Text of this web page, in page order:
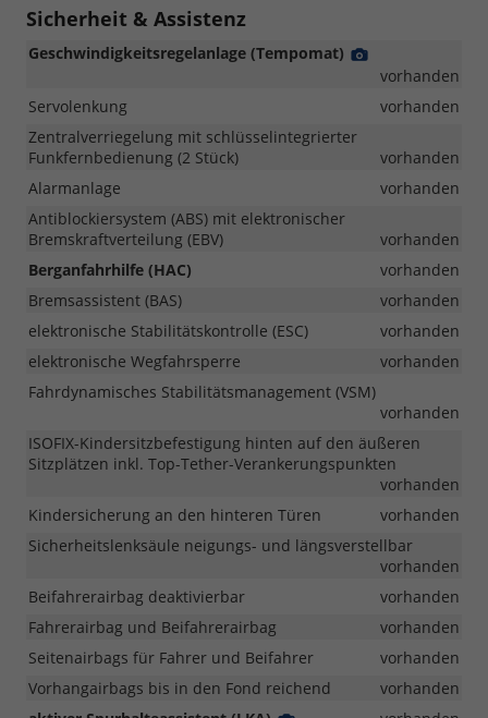
Sicherheit & Assistenz
Geschwindigkeitsregelanlage (Tempomat)
Foto
vorhanden
Servolenkung
vorhanden
Zentralverriegelung mit schlüsselintegrierter
Funkfernbedienung (2 Stück)
vorhanden
Alarmanlage
vorhanden
Antiblockiersystem (ABS) mit elektronischer
Bremskraftverteilung (EBV)
vorhanden
Berganfahrhilfe (HAC)
vorhanden
Bremsassistent (BAS)
vorhanden
elektronische Stabilitätskontrolle (ESC)
vorhanden
elektronische Wegfahrsperre
vorhanden
Fahrdynamisches Stabilitätsmanagement (VSM)
vorhanden
ISOFIX-Kindersitzbefestigung hinten auf den äußeren
Sitzplätzen inkl. Top-Tether-Verankerungspunkten
vorhanden
Kindersicherung an den hinteren Türen
vorhanden
Sicherheitslenksäule neigungs- und längsverstellbar
vorhanden
Beifahrerairbag deaktivierbar
vorhanden
Fahrerairbag und Beifahrerairbag
vorhanden
Seitenairbags für Fahrer und Beifahrer
vorhanden
Vorhangairbags bis in den Fond reichend
vorhanden